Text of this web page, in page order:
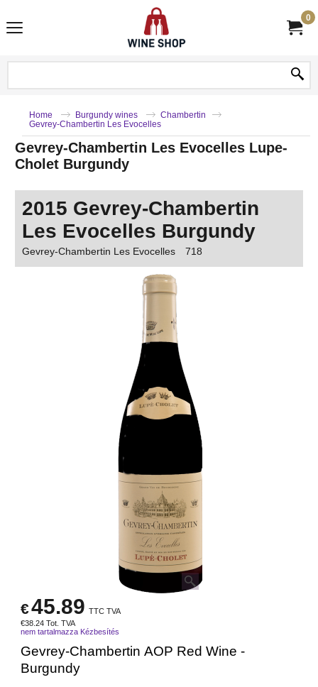
0
Home Burgundy wines
Chambertin
Gevrey-Chambertin Les Evocelles
Gevrey-Chambertin Les Evocelles Lupe-
Cholet Burgundy
2015 Gevrey-Chambertin
Les Evocelles Burgundy
Gevrey-Chambertin Les Evocelles 718
€45.89 TTC TVA
€38.24 Tot. TVA
nem tartalmazza Kézbesítés
Gevrey-Chambertin AOP Red Wine -
Burgundy